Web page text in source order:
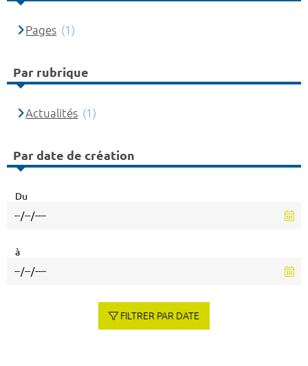
Pages (1)
Par rubrique
Actualités (1)
Par date de création
Du
à
FILTRER PAR DATE